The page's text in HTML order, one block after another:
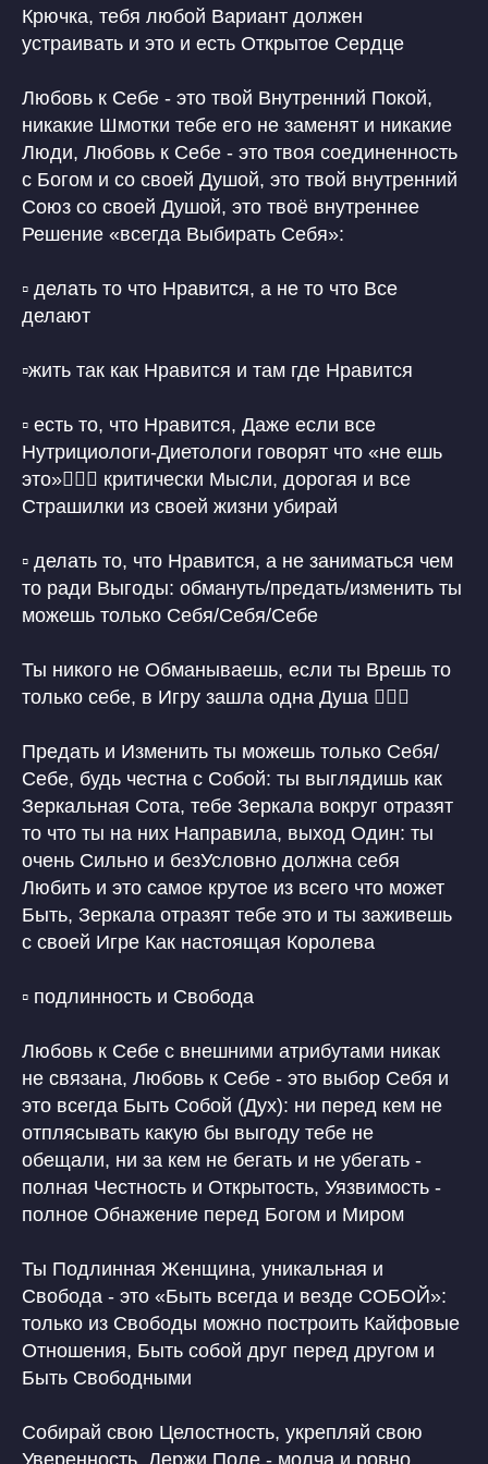
Крючка, тебя любой Вариант должен
устраивать и это и есть Открытое Сердце
Любовь к Себе - это твой Внутренний Покой,
никакие Шмотки тебе его не заменят и никакие
Люди, Любовь к Себе - это твоя соединенность
с Богом и со своей Душой, это твой внутренний
Союз со своей Душой, это твоё внутреннее
Решение «всегда Выбирать Себя»:
▫️ делать то что Нравится, а не то что Все
делают
▫️жить так как Нравится и там где Нравится
▫️ есть то, что Нравится, Даже если все
Нутрициологи-Диетологи говорят что «не ешь
это»🙋🏼‍♀️ критически Мысли, дорогая и все
Страшилки из своей жизни убирай
▫️ делать то, что Нравится, а не заниматься чем
то ради Выгоды: обмануть/предать/изменить ты
можешь только Себя/Себя/Себе
Ты никого не Обманываешь, если ты Врешь то
только себе, в Игру зашла одна Душа 🙋🏼‍♀️
Предать и Изменить ты можешь только Себя/
Себе, будь честна с Собой: ты выглядишь как
Зеркальная Сота, тебе Зеркала вокруг отразят
то что ты на них Направила, выход Один: ты
очень Сильно и безУсловно должна себя
Любить и это самое крутое из всего что может
Быть, Зеркала отразят тебе это и ты заживешь
с своей Игре Как настоящая Королева
▫️ подлинность и Свобода
Любовь к Себе с внешними атрибутами никак
не связана, Любовь к Себе - это выбор Себя и
это всегда Быть Собой (Дух): ни перед кем не
отплясывать какую бы выгоду тебе не
обещали, ни за кем не бегать и не убегать -
полная Честность и Открытость, Уязвимость -
полное Обнажение перед Богом и Миром
Ты Подлинная Женщина, уникальная и
Свобода - это «Быть всегда и везде СОБОЙ»:
только из Свободы можно построить Кайфовые
Отношения, Быть собой друг перед другом и
Быть Свободными
Собирай свою Целостность, укрепляй свою
Уверенность, Держи Поле - молча и ровно,